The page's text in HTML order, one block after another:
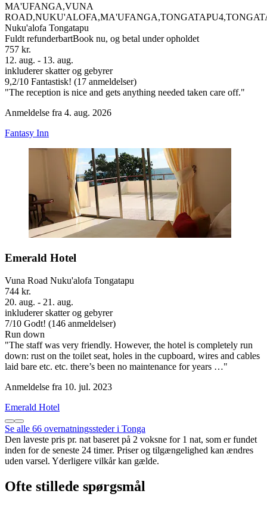
MA'UFANGA,VUNA
Nuku'alofa Tongatapu
Fuldt refunderbartBook nu, og betal under opholdet
757 kr.
12. aug. - 13. aug.
inkluderer skatter og gebyrer
9,2/10 Fantastisk! (17 anmeldelser)
"The reception is nice and gets anything needed taken care off."
Anmeldelse fra 4. aug. 2026
Fantasy Inn
Emerald Hotel
Vuna Road Nuku'alofa Tongatapu
744 kr.
20. aug. - 21. aug.
inkluderer skatter og gebyrer
7/10 Godt! (146 anmeldelser)
Run down
"The staff was very friendly. However, the hotel is completely run
down: rust on the toilet seat, holes in the cupboard, wires and cables
laid bare etc. etc. there’s been no maintenance for years …"
Anmeldelse fra 10. jul. 2023
Emerald Hotel
Se alle 66 overnatningssteder i Tonga
Den laveste pris pr. nat baseret på 2 voksne for 1 nat, som er fundet
inden for de seneste 24 timer. Priser og tilgængelighed kan ændres
uden varsel. Yderligere vilkår kan gælde.
Ofte stillede spørgsmål